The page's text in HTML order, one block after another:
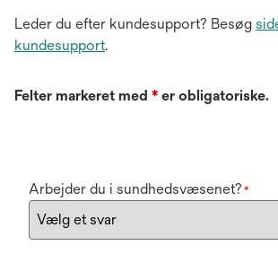
Leder du efter kundesupport? Besøg
kundesupport.
Felter markeret med * er obligatoriske.
Arbejder du i sundhedsvæsenet? *